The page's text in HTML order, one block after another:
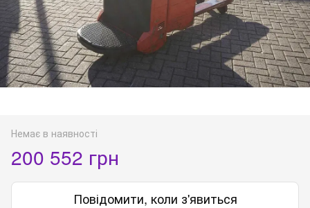
Немає в наявності
200 552 грн
Повідомити, коли з'явиться